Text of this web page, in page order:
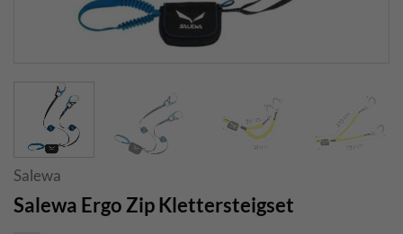
Salewa
Salewa Ergo Zip Klettersteigset